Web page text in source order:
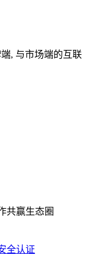
, 与市场端的互联
共赢生态圈
全认证